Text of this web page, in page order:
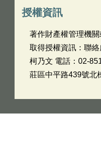
授權資訊
著作財產權管理機
取得授權資訊：聯絡
柯乃文 電話：02-
莊區中平路439號北